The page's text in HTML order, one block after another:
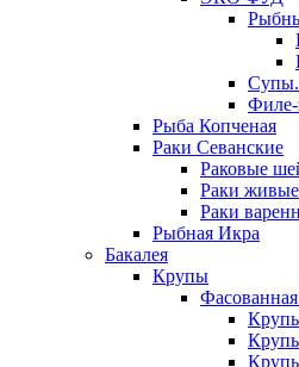
Филе-
Рыба Копченая
Раки Севанские
Раковые
Раки живые
Раки
Рыбная Икра
Бакалея
Крупы